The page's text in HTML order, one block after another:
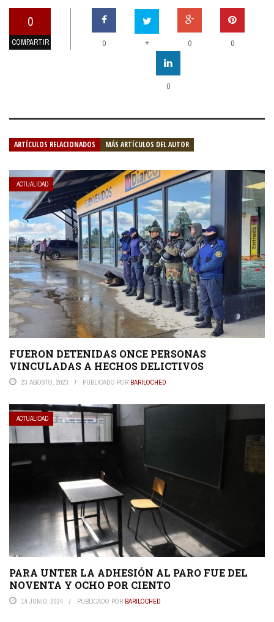
0
COMPARTIR 0 + 0 0
0
ARTÍCULOS RELACIONADOS MÁS ARTÍCULOS DEL AUTOR
ACTUALIDAD
FUERON DETENIDAS ONCE PERSONAS
VINCULADAS A HECHOS DELICTIVOS
23 AGOSTO, 2023 PUBLICADO POR BARILOCHED
ACTUALIDAD
PARA UNTER LA ADHESIÓN AL PARO FUE DEL
NOVENTA Y OCHO POR CIENTO
14 JUNIO, 2024 PUBLICADO POR BARILOCHED